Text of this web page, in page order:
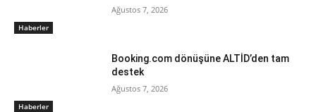
Haberler
Ağustos 7, 2026
Haberler
Booking.com dönüşüne ALTİD’den tam
destek
Ağustos 7, 2026